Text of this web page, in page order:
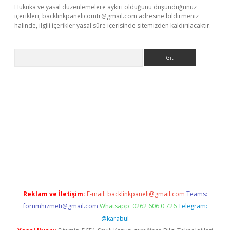
Hukuka ve yasal düzenlemelere aykırı olduğunu düşündüğünüz
içerikleri, backlinkpanelicomtr@gmail.com adresine bildirmeniz
halinde, ilgili içerikler yasal süre içerisinde sitemizden kaldırılacaktır.
Reklam ve İletişim: E-mail: backlinkpaneli@gmail.com Teams:
forumhizmeti@gmail.com Whatsapp: 0262 606 0 726 Telegram:
@karabul